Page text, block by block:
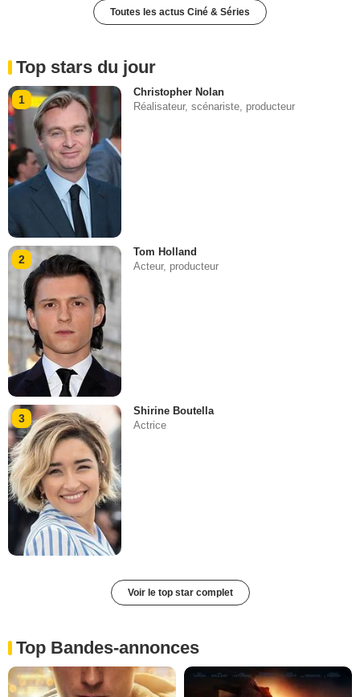
Toutes les actus Ciné & Séries
Top stars du jour
1
Christopher Nolan
Réalisateur, scénariste, producteur
2
Tom Holland
Acteur, producteur
3
Shirine Boutella
Actrice
Voir le top star complet
Top Bandes-annonces